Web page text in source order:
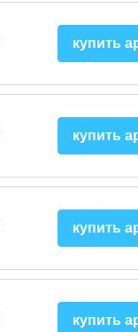
купить
купить
купить
купить